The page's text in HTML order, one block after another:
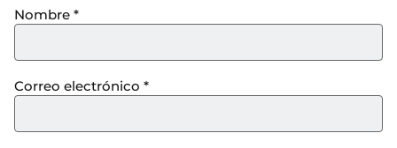
Nombre *
Correo electrónico *